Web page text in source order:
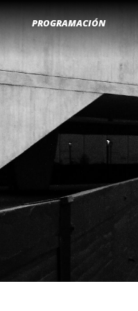
PROGRAMACIÓN